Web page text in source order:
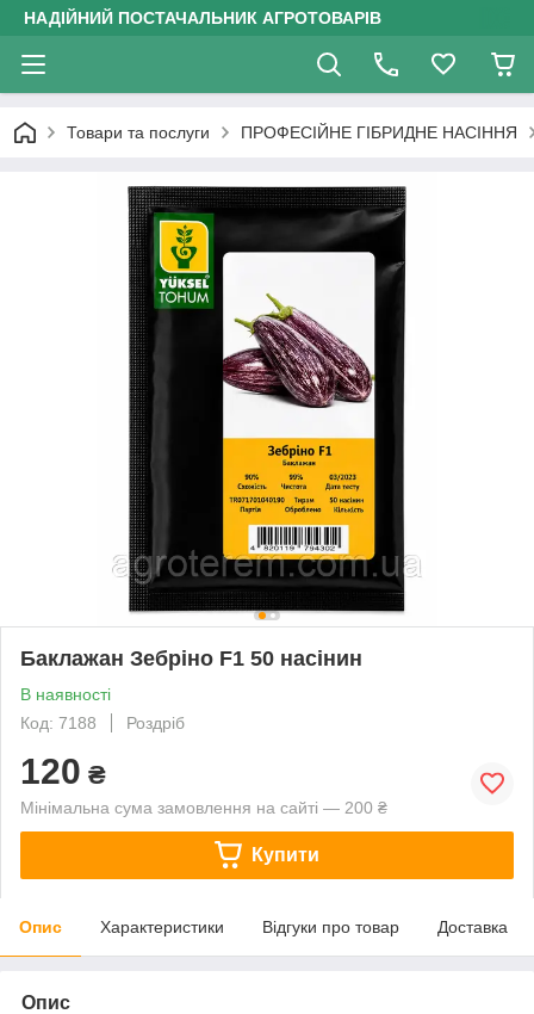
НАДІЙНИЙ ПОСТАЧАЛЬНИК АГРОТОВАРІВ
Товари та послуги ПРОФЕСІЙНЕ ГІБРИДНЕ НАСІННЯ
Баклажан Зебріно F1 50 насінин
В наявності
Код: 7188
Роздріб
120 ₴
Мінімальна сума замовлення на сайті — 200 ₴
Купити
Опис Характеристики Відгуки про товар Доставка
Опис